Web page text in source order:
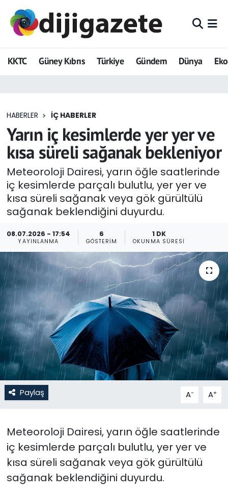
KKTC Güney Kıbrıs Türkiye Gündem Dünya
HABERLER İÇ HABERLER
Yarın iç kesimlerde yer yer ve
kısa süreli sağanak bekleniyor
Meteoroloji Dairesi, yarın öğle saatlerinde
iç kesimlerde parçalı bulutlu, yer yer ve
kısa süreli sağanak veya gök gürültülü
sağanak beklendiğini duyurdu.
08.07.2026 - 17:54
YAYINLANMA
6
GÖSTERIM
1 DK
OKUNMA SÜRESI
Paylaş A- A+
Meteoroloji Dairesi, yarın öğle saatlerinde
iç kesimlerde parçalı bulutlu, yer yer ve
kısa süreli sağanak veya gök gürültülü
sağanak beklendiğini duyurdu.
ADVERTORIAL
Dijigazete
Eğitim
Ekonomi
Foto Galeri
GEZİ
Gündem
KKTC
KKTC YEREL SEÇİM 2018
Kültür Sanat
Magazin
Moda
Nöbetçi Eczaneler
Otomobil Dünyası
Politika
SAĞLIK
Hava Durumu
Trafik Durumu
Tüm Manşetler
Son Dakika Haberleri
Haber Arşivi